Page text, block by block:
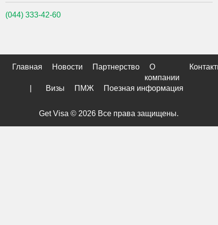
(044) 333-42-60
Главная Новости Партнерство
О
компании
Визы ПМЖ Поезная информация
Get Visa © 2026 Все права защищены.